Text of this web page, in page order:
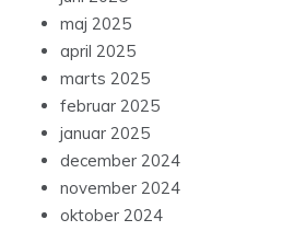
maj 2025
april 2025
marts 2025
februar 2025
januar 2025
december 2024
november 2024
oktober 2024